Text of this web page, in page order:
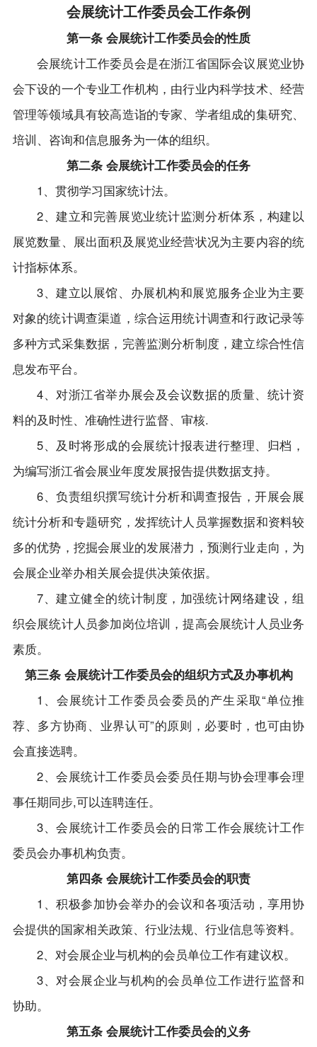
会展统计工作委员会工作条例
第一条 会展统计工作委员会的性质
会展统计工作委员会是在浙江省国际会议展览业协
会下设的一个专业工作机构，由行业内科学技术、经营
管理等领域具有较高造诣的专家、学者组成的集研究、
培训、咨询和信息服务为一体的组织。
第二条 会展统计工作委员会的任务
1、贯彻学习国家统计法。
2、建立和完善展览业统计监测分析体系，构建以
展览数量、展出面积及展览业经营状况为主要内容的统
计指标体系。
3、建立以展馆、办展机构和展览服务企业为主要
对象的统计调查渠道，综合运用统计调查和行政记录等
多种方式采集数据，完善监测分析制度，建立综合性信
息发布平台。
4、对浙江省举办展会及会议数据的质量、统计资
料的及时性、准确性进行监督、审核.
5、及时将形成的会展统计报表进行整理、归档，
为编写浙江省会展业年度发展报告提供数据支持。
6、负责组织撰写统计分析和调查报告，开展会展
统计分析和专题研究，发挥统计人员掌握数据和资料较
多的优势，挖掘会展业的发展潜力，预测行业走向，为
会展企业举办相关展会提供决策依据。
7、建立健全的统计制度，加强统计网络建设，组
织会展统计人员参加岗位培训，提高会展统计人员业务
素质。
第三条 会展统计工作委员会的组织方式及办事机构
1、会展统计工作委员会委员的产生采取“单位推
荐、多方协商、业界认可”的原则，必要时，也可由协
会直接选聘。
2、会展统计工作委员会委员任期与协会理事会理
事任期同步,可以连聘连任。
3、会展统计工作委员会的日常工作会展统计工作
委员会办事机构负责。
第四条 会展统计工作委员会的职责
1、积极参加协会举办的会议和各项活动，享用协
会提供的国家相关政策、行业法规、行业信息等资料。
2、对会展企业与机构的会员单位工作有建议权。
3、对会展企业与机构的会员单位工作进行监督和
协助。
第五条 会展统计工作委员会的义务